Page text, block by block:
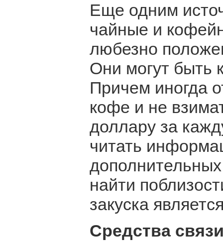
Еще одним
чайные и
любезно
Они могут быть
Причем иногда
кофе и не
доллару за
читать
найти
закуска
Средства